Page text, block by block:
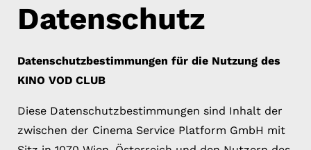
Datenschutz
Datenschutzbestimmungen für die Nutzung des
KINO VOD CLUB
Diese Datenschutzbestimmungen sind Inhalt der
zwischen der Cinema Service Platform GmbH mit